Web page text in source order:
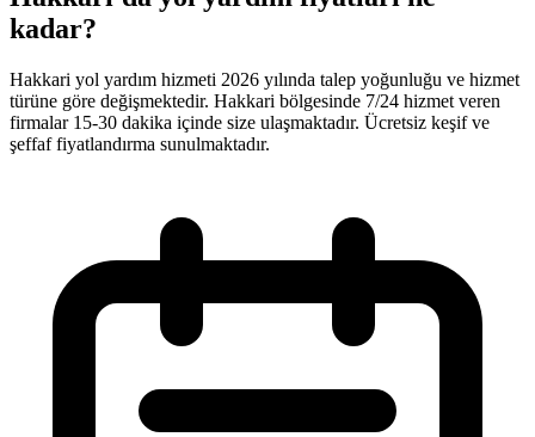
kadar?
Hakkari yol yardım hizmeti 2026 yılında talep yoğunluğu ve hizmet
türüne göre değişmektedir. Hakkari bölgesinde 7/24 hizmet veren
firmalar 15-30 dakika içinde size ulaşmaktadır. Ücretsiz keşif ve
şeffaf fiyatlandırma sunulmaktadır.